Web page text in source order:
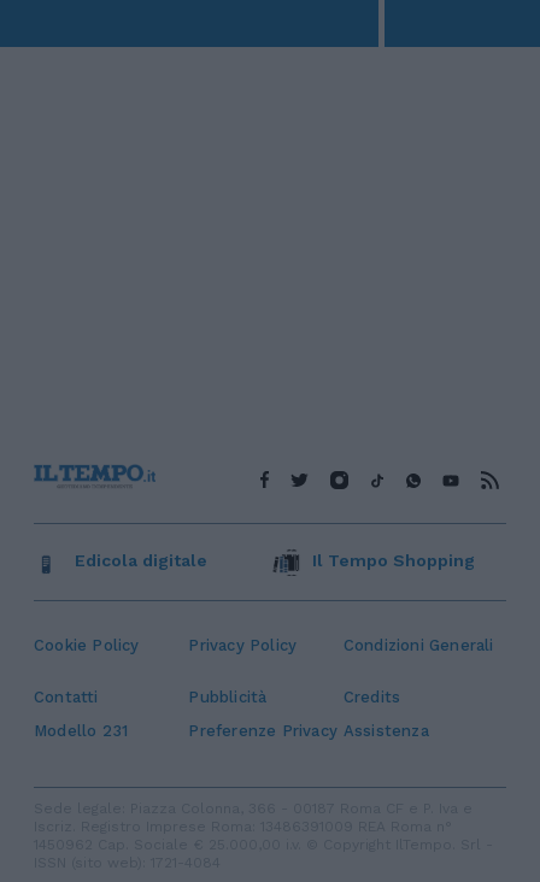
Cookie Policy Privacy Policy Condizioni Generali
Contatti Pubblicità
Credits
Modello 231
Preferenze Privacy Assistenza
Edicola digitale Il Tempo Shopping